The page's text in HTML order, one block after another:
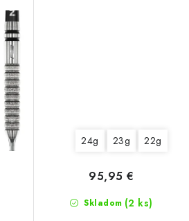
24g 23g 22g
Skladom (2 ks)
95,95 €